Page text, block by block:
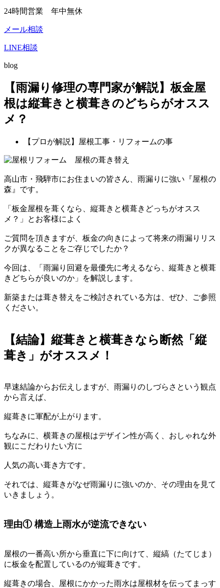
24時間営業 年中無休
メール相談
LINE相談
blog
【雨漏り修理の専門家が解説】板金屋
根は縦葺きと横葺きのどちらがオスス
メ？
【プロが解説】屋根工事・リフォームの事
高山市・飛騨市にお住まいの皆さん、雨漏りに強い『屋根の
森』です。
「板金屋根を葺くなら、縦葺きと横葺きどっちがオスス
メ？」とお客様によく
ご質問を頂きますが、板金の向きによって将来の雨漏りリス
クが異なることをご存じでしたか？
今回は、「雨漏り回避を最優先に考えるなら、縦葺きと横葺
きどちらが良いのか」を解説します。
新築または葺き替えをご検討されている方は、ぜひ、ご参照
ください。
【結論】縦葺きと横葺きなら断然「縦
葺き」がオススメ！
早速結論からお伝えしますが、雨漏りのしづらさという観点
から言えば、
縦葺きに軍配が上がります。
ちなみに、横葺きの屋根はデザイン性が高く、おしゃれな外
観にこだわりたい方に
人気の高い葺き方です。
それでは、縦葺きがなぜ雨漏りに強いのか、その理由を見て
いきましょう。
理由① 構造上雨水が逆流できない
屋根の一番高い所から垂直に下に向けて、縦縞（たてじま）
に板金を配置しているのが縦葺きです。
縦葺きの場合、屋根にかかった雨水は屋根材を伝ってまっす